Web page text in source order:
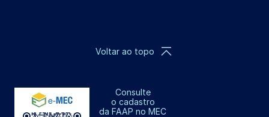
Consulte
o cadastro
da FAAP no MEC
Voltar ao topo